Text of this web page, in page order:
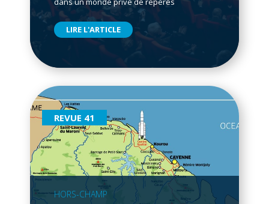
LIRE L'ARTICLE
REVUE 41
HORS-CHAMP